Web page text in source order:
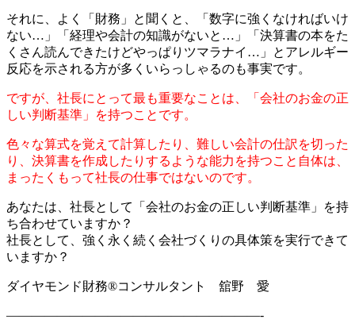
それに、よく「財務」と聞くと、「数字に強くなければいけ
ない…」「経理や会計の知識がないと…」「決算書の本をた
くさん読んできたけどやっぱりツマラナイ…」とアレルギー
反応を示される方が多くいらっしゃるのも事実です。
ですが、社長にとって最も重要なことは、「会社のお金の正
しい判断基準」を持つことです。
色々な算式を覚えて計算したり、難しい会計の仕訳を切った
り、決算書を作成したりするような能力を持つこと自体は、
まったくもって社長の仕事ではないのです。
あなたは、社長として「会社のお金の正しい判断基準」を持
ち合わせていますか？
社長として、強く永く続く会社づくりの具体策を実行できて
いますか？
ダイヤモンド財務®コンサルタント 舘野 愛
————————————————————-